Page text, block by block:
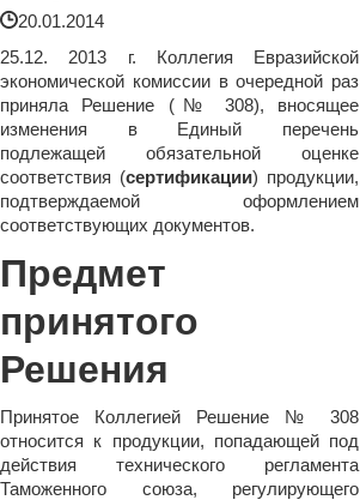
20.01.2014
25.12. 2013 г. Коллегия Евразийской
экономической комиссии в очередной раз
приняла Решение (№ 308), вносящее
изменения в Единый перечень
подлежащей обязательной оценке
соответствия (сертификации) продукции,
подтверждаемой оформлением
соответствующих документов.
Предмет
принятого
Решения
Принятое Коллегией Решение № 308
относится к продукции, попадающей под
действия технического регламента
Таможенного союза, регулирующего